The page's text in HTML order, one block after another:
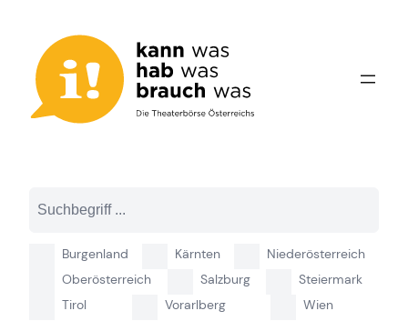
springen
Burgenland Kärnten
Niederösterreich
Oberösterreich
Salzburg
Steiermark
Tirol
Vorarlberg Wien